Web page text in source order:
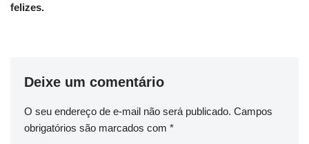
felizes.
Deixe um comentário
O seu endereço de e-mail não será publicado. Campos
obrigatórios são marcados com *